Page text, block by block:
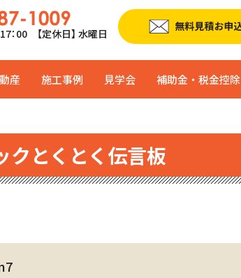
17：00 【定休日】 水曜日
産 施工事例 見学会 補助金・税金控除
クとくとく伝言板